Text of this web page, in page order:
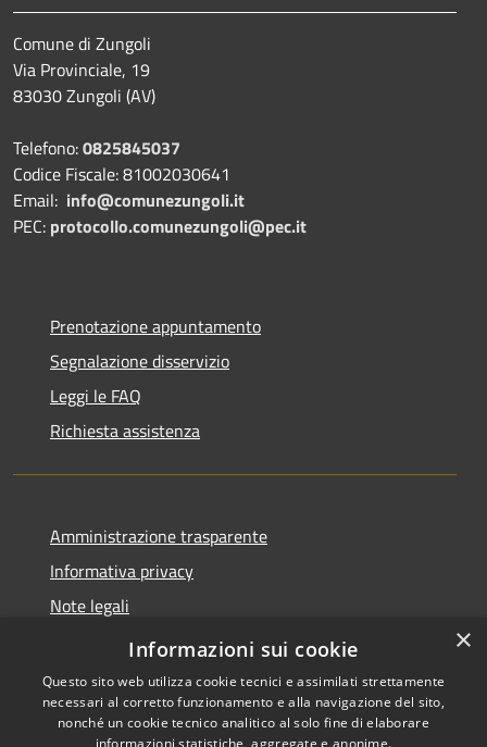
Comune di Zungoli
Via Provinciale, 19
83030 Zungoli (AV)
Telefono:0825845037
Codice Fiscale: 81002030641
Email: info@comunezungoli.it
PEC: protocollo.comunezungoli@pec.it
Prenotazione appuntamento
Segnalazione disservizio
Leggi le FAQ
Richiesta assistenza
Amministrazione trasparente
Informativa privacy
Note legali
Dichiarazione di accessibilità
×
Informazioni sui cookie
Questo sito web utilizza cookie tecnici e assimilati strettamente
necessari al corretto funzionamento e alla navigazione del sito,
nonché un cookie tecnico analitico al solo fine di elaborare
informazioni statistiche, aggregate e anonime.